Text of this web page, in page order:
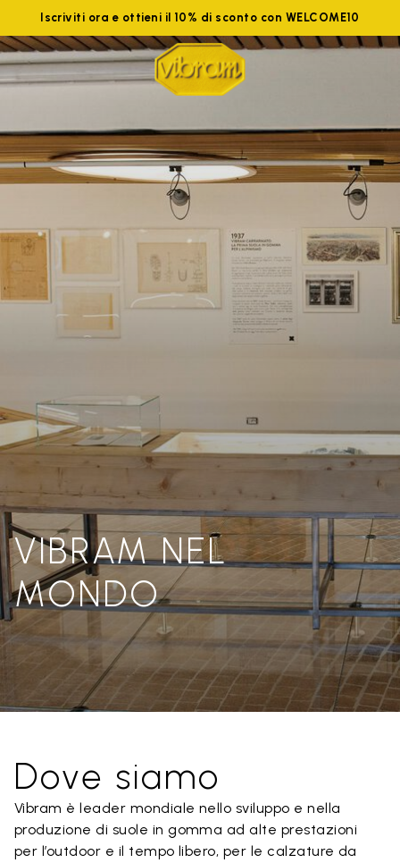
Iscriviti ora e ottieni il 10% di sconto con WELCOME10
VIBRAM NEL
MONDO
Dove siamo
Vibram è leader mondiale nello sviluppo e nella
produzione di suole in gomma ad alte prestazioni
per l’outdoor e il tempo libero, per le calzature da